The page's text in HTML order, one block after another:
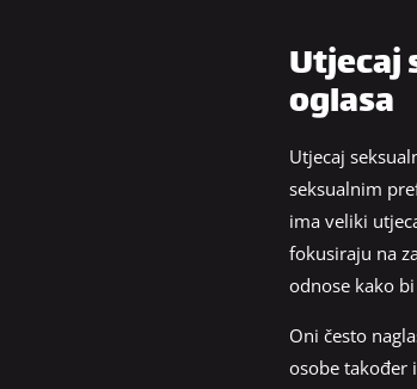
Utjecaj
oglasa
Utjecaj
seksualnim
ima veliki
fokusiraju na
odnose kako
Oni često
osobe također